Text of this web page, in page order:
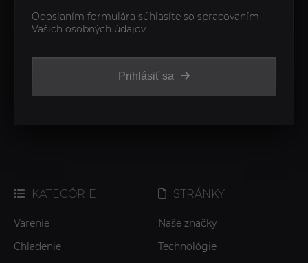
Prihlásiť sa
Odoslaním formulára súhlasíte so spracovaním
Vašich osobných údajov.
KATEGÓRIE
Varenie
Chladenie
STRÁNKY
Naše značky
Technológie